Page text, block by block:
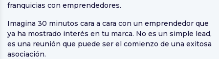
franquicias con emprendedores.
Imagina 30 minutos cara a cara con un emprendedor que
ya ha mostrado interés en tu marca. No es un simple lead,
es una reunión que puede ser el comienzo de una exitosa
asociación.